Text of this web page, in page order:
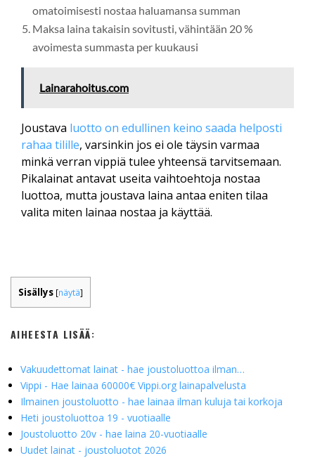
omatoimisesti nostaa haluamansa summan
Maksa laina takaisin sovitusti, vähintään 20 %
avoimesta summasta per kuukausi
Lainarahoitus.com
Joustava luotto on edullinen keino saada helposti
rahaa tilille, varsinkin jos ei ole täysin varmaa
minkä verran vippiä tulee yhteensä tarvitsemaan.
Pikalainat antavat useita vaihtoehtoja nostaa
luottoa, mutta joustava laina antaa eniten tilaa
valita miten lainaa nostaa ja käyttää.
Sisällys [näytä]
AIHEESTA LISÄÄ:
Vakuudettomat lainat - hae joustoluottoa ilman…
Vippi - Hae lainaa 60000€ Vippi.org lainapalvelusta
Ilmainen joustoluotto - hae lainaa ilman kuluja tai korkoja
Heti joustoluottoa 19 - vuotiaalle
Joustoluotto 20v - hae laina 20-vuotiaalle
Uudet lainat - joustoluotot 2026